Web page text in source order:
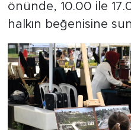
önünde, 10.00 ile
halkın beğenisine